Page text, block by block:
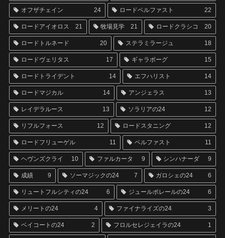
オフザチェイン 24 ロードベルファスト 22
ロードアイオロス 21 牧場見学 21 ロードクラシコ 20
ロードトルネード 20 ステラミラージュ 18
ロードヴェリタス 17 ギャラボーグ 15
ロードトライデント 14 エフハリスト 14
ロードマジカル 14 アンジェラス 13
レイデラルース 13 ソラリアの24 12
リフルフォース 12 ロードスタニング 12
ロードフリューゲル 11 ベルファスト 11
ヘヴンズクライ 10 ファルカータ 9 シンハナーダ 9
成績 9 ソーマジックの24 7 ガロシェの24 6
リュートフルシティの24 6 ジュールポレールの24 6
メリートの24 4 ファイナライズの24 3
ベイコートの24 2 フロルセレジェイラの24 1